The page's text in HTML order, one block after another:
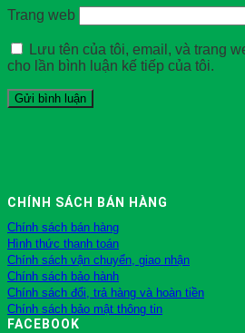
Trang web
Lưu tên của tôi, email, và trang
cho lần bình luận kế tiếp của tôi.
CHÍNH SÁCH BÁN HÀNG
Chính sách bán hàng
Hình thức thanh toán
Chính sách vận chuyển, giao nhận
Chính sách bảo hành
Chính sách đổi, trả hàng và hoàn tiền
Chính sách bảo mật thông tin
FACEBOOK